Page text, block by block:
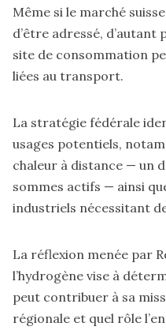
Même si le marché
d’être adressé,
site de consommation
liées au transport.
La stratégie fédérale
usages potentiels,
chaleur à distance — un
sommes actifs — ainsi
industriels nécessitant
La réflexion menée par
l’hydrogène vise à
peut contribuer à sa
régionale et quel rôle